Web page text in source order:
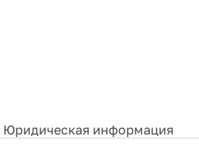
Юридическая информация